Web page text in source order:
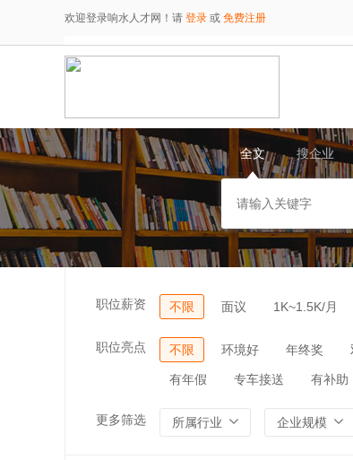
欢迎登录响水人才网！请 登录 或 免费注册
全文 搜企业
职位薪资 不限 面议 1K~1.5K/月
职位亮点 不限 环境好 年终奖
有年假 专车接送 有补助
更多筛选 所属行业 企业规模